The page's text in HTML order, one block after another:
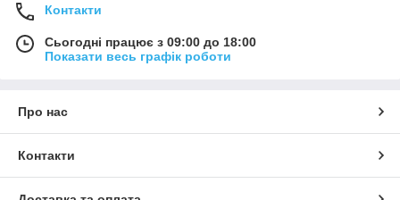
Контакти
Сьогодні працює з 09:00 до 18:00
Показати весь графік роботи
Про нас
Контакти